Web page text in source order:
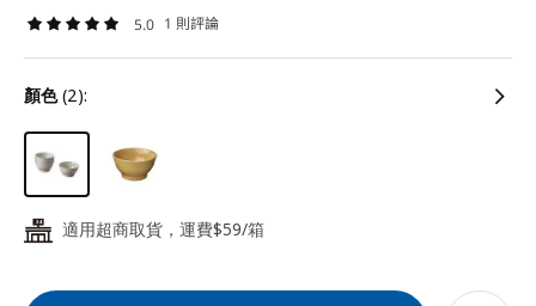
5.0 1 則評論
顏色(2):
24 適用超商取貨，運費$59/箱